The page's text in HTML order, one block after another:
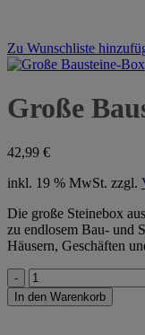
Zu Wunschliste
Große
42,99 €
inkl. 19 % MwSt. zzgl.
Die große Steinebox
zu endlosem Bau- und
Häusern, Geschäften
Große
Bausteine-
Box
In den Warenkorb